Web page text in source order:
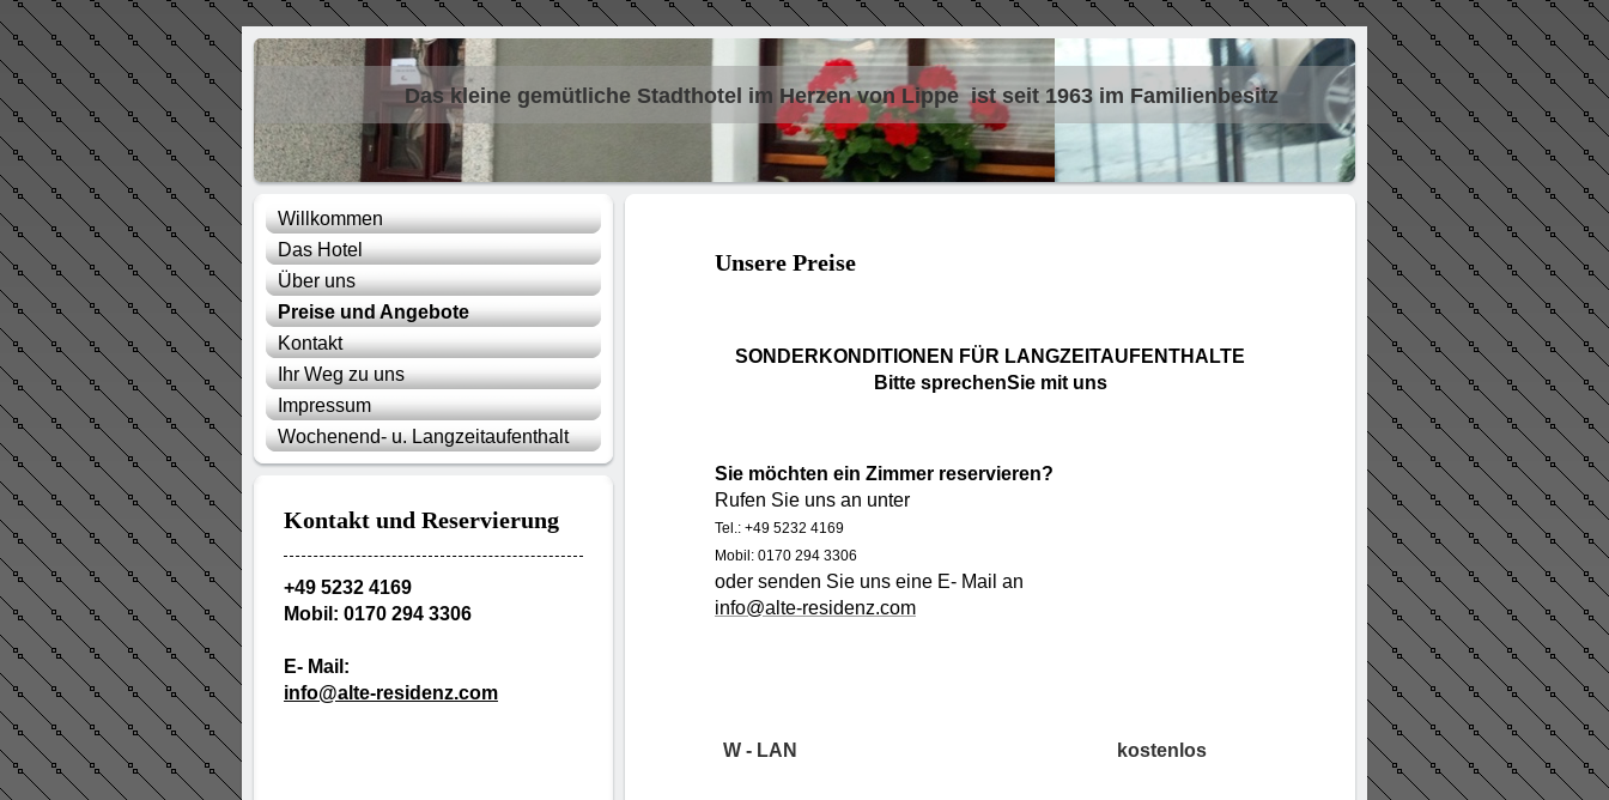
Das kleine gemütliche Stadthotel im Herzen von Lippe ist seit 1963 im Familienbesitz
Willkommen
Das Hotel
Über uns
Preise und Angebote
Kontakt
Ihr Weg zu uns
Impressum
Wochenend- u. Langzeitaufenthalt
Kontakt und Reservierung
+49 5232 4169
Mobil: 0170 294 3306
E- Mail:
info@alte-residenz.com
Unsere Preise
SONDERKONDITIONEN FÜR LANGZEITAUFENTHALTE
Bitte sprechenSie mit uns
Sie möchten ein Zimmer reservieren?
Rufen Sie uns an unter
Tel.: +49 5232 4169
Mobil: 0170 294 3306
oder senden Sie uns eine E- Mail an
info@alte-residenz.com
W - LAN kostenlos